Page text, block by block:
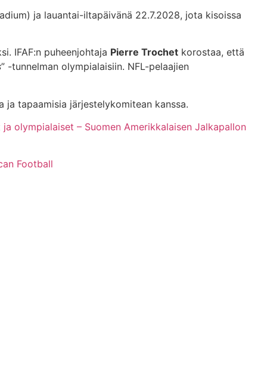
ja lauantai-iltapäivänä 22.7.2028, jota kisoissa
IFAF:n puheenjohtaja Pierre Trochet korostaa, että
” -tunnelman olympialaisiin. NFL-pelaajien
tapaamisia järjestelykomitean kanssa.
olympialaiset – Suomen Amerikkalaisen Jalkapallon
Football